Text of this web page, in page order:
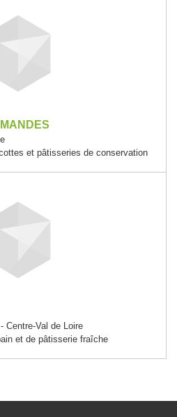
et pâtisseries de conservation
Centre-Val de Loire
et de pâtisserie fraîche